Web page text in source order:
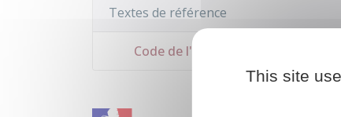
Textes de référence
Code de l'action sociale et des
This site